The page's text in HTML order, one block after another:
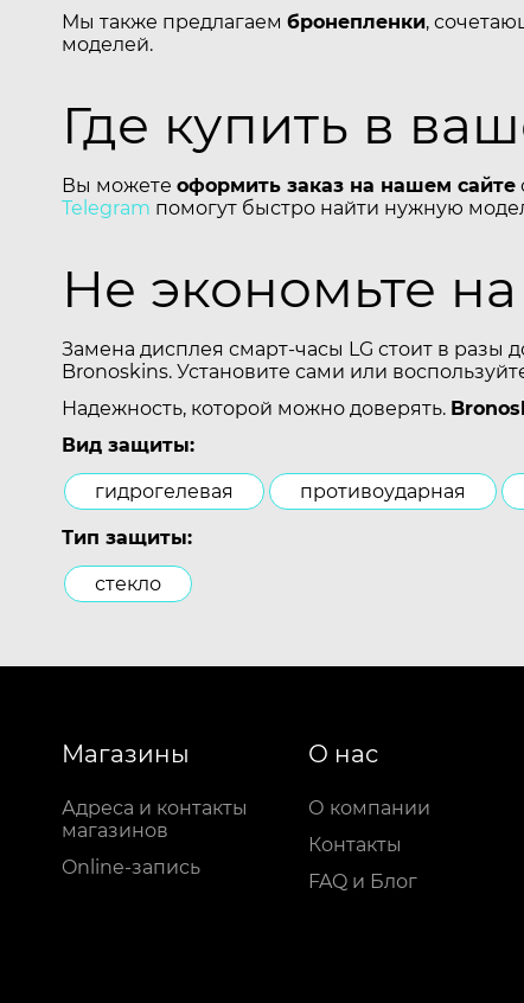
Мы также предлагаем бронепленки,
моделей.
Где купить в
Вы можете оформить заказ на нашем сайте
Telegram помогут быстро найти нужную
Не экономьте
Замена дисплея смарт-часы LG стоит в разы
Bronoskins. Установите сами или
Надежность, которой можно доверять.
Вид защиты:
гидрогелевая противоударная
Тип защиты:
стекло
Магазины
Адреса и контакты
магазинов
Online-запись
О нас
О компании
Контакты
FAQ и Блог